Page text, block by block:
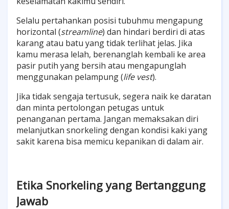
Selalu pertahankan posisi tubuhmu mengapung
horizontal (streamline) dan hindari berdiri di atas
karang atau batu yang tidak terlihat jelas. Jika
kamu merasa lelah, berenanglah kembali ke area
pasir putih yang bersih atau mengapunglah
menggunakan pelampung (life vest).
Jika tidak sengaja tertusuk, segera naik ke daratan
dan minta pertolongan petugas untuk
penanganan pertama. Jangan memaksakan diri
melanjutkan snorkeling dengan kondisi kaki yang
sakit karena bisa memicu kepanikan di dalam air.
Etika Snorkeling yang Bertanggung
Jawab